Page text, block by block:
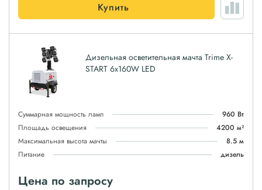
Купить
Дизельная осветительная мачта Trime X-
START 6x160W LED
Суммарная мощность ламп
960 Вт
Площадь освещения
4200 м²
Максимальная высота мачты
8.5 м
Питание
дизель
Цена по запросу